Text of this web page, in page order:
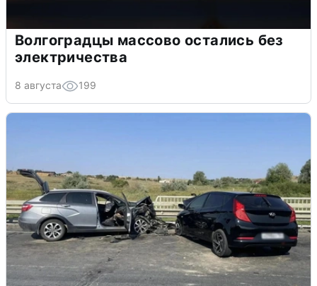
Волгоградцы массово остались без
электричества
8 августа 199